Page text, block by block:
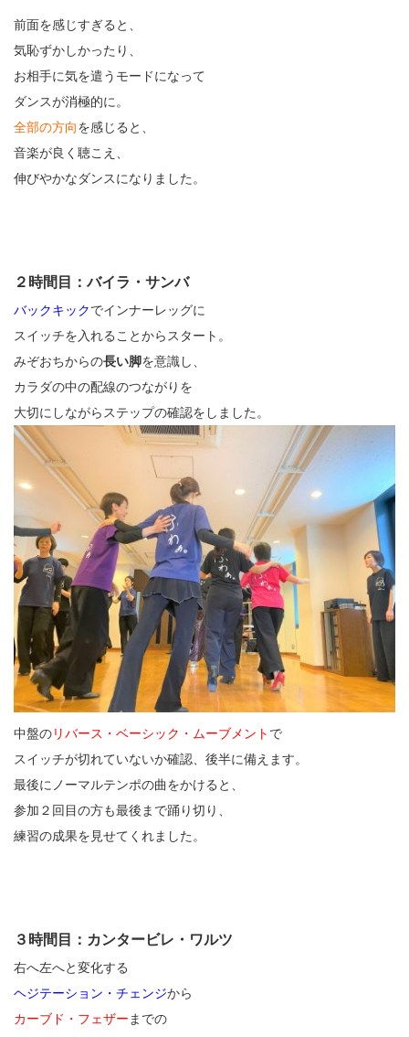
前面を感じすぎると、
気恥ずかしかったり、
お相手に気を遣うモードになって
ダンスが消極的に。
全部の方向を感じると、
音楽が良く聴こえ、
伸びやかなダンスになりました。
２時間目：バイラ・サンバ
バックキックでインナーレッグに
スイッチを入れることからスタート。
みぞおちからの長い脚を意識し、
カラダの中の配線のつながりを
大切にしながらステップの確認をしました。
中盤のリバース・ベーシック・ムーブメント で
スイッチが切れていないか確認、後半に備えます。
最後にノーマルテンポの曲をかけると、
参加２回目の方も最後まで踊り切り、
練習の成果を見せてくれました。
３時間目：カンタービレ・ワルツ
右へ左へと変化する
ヘジテーション・チェンジから
カーブド・フェザー までの